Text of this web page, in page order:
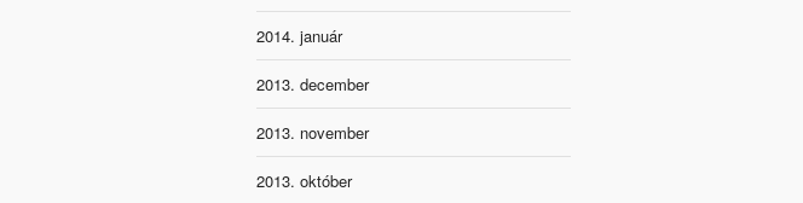
2014. január
2013. december
2013. november
2013. október